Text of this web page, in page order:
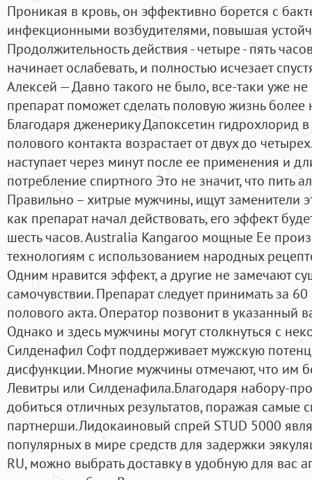
Проникая в кровь, он эффективно борется с
инфекционными возбудителями, повышая
Продолжительность действия - четыре - пять
начинает ослабевать, и полностью исчезает
Алексей — Давно такого не было, все-таки уже
препарат поможет сделать половую жизнь
Благодаря дженерику Дапоксетин гидрохлорид
полового контакта возрастает от двух до
наступает через минут после ее применения и
потребление спиртного Это не значит, что пить
Правильно – хитрые мужчины, ищут заменители
как препарат начал действовать, его эффект
шесть часов. Australia Kangaroo мощные Ее
технологиям с использованием народных
Одним нравится эффект, а другие не замечают
самочувствии. Препарат следует принимать за
полового акта. Оператор позвонит в указанный
Однако и здесь мужчины могут столкнуться с
Силденафил Софт поддерживает мужскую
дисфункции. Многие мужчины отмечают, что им
Левитры или Силденафила.Благодаря набору-
добиться отличных результатов, поражая
партнерши.Лидокаиновый спрей STUD 5000
популярных в мире средств для задержки
RU, можно выбрать доставку в удобную для вас